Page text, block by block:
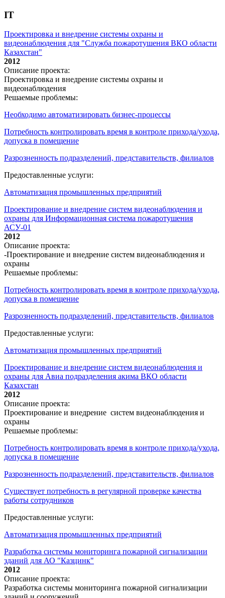
IT
Проектировка и внедрение системы охраны и
видеонаблюдения для "Служба пожаротушения ВКО области
Казахстан"
2012
Описание проекта:
Проектировка и внедрение системы охраны и
видеонаблюдения
Решаемые проблемы:
Необходимо автоматизировать бизнес-процессы
Потребность контролировать время в контроле прихода/ухода,
допуска в помещение
Разрозненность подразделений, представительств, филиалов
Предоставленные услуги:
Автоматизация промышленных предприятий
Проектирование и внедрение систем видеонаблюдения и
охраны для Информационная система пожаротушения
АСУ-01
2012
Описание проекта:
-Проектирование и внедрение систем видеонаблюдения и
охраны
Решаемые проблемы:
Потребность контролировать время в контроле прихода/ухода,
допуска в помещение
Разрозненность подразделений, представительств, филиалов
Предоставленные услуги:
Автоматизация промышленных предприятий
Проектирование и внедрение систем видеонаблюдения и
охраны для Авиа подразделения акима ВКО области
Казахстан
2012
Описание проекта:
Проектирование и внедрение систем видеонаблюдения и
охраны
Решаемые проблемы:
Потребность контролировать время в контроле прихода/ухода,
допуска в помещение
Разрозненность подразделений, представительств, филиалов
Существует потребность в регулярной проверке качества
работы сотрудников
Предоставленные услуги:
Автоматизация промышленных предприятий
Разработка системы мониторинга пожарной сигнализации
зданий для АО "Казцинк"
2012
Описание проекта:
Разработка системы мониторинга пожарной сигнализации